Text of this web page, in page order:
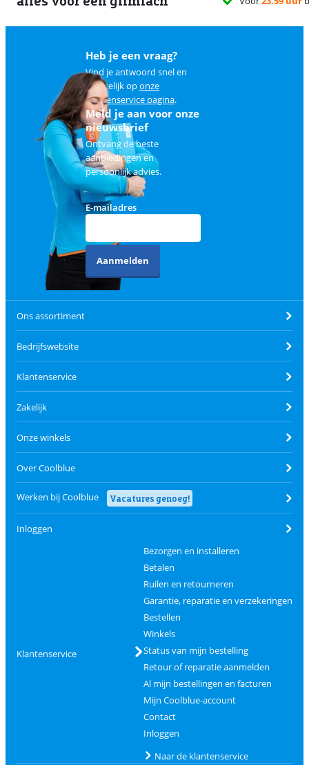
Heb je een vraag?
Vind je antwoord snel en
makkelijk oponze
klantenservice pagina.
Meld je aan voor onze
nieuwsbrief
Ontvang de beste
aanbiedingen en
persoonlijk advies.
E-mailadres
Aanmelden
Ons assortiment
Bedrijfswebsite
Klantenservice
Zakelijk
Onze winkels
Over Coolblue
Werken bij Coolblue Vacatures genoeg!
Inloggen
Klantenservice
Bezorgen en installeren
Betalen
Ruilen en retourneren
Garantie, reparatie en verzekeringen
Bestellen
Winkels
Status van mijn bestelling
Retour of reparatie aanmelden
Al mijn bestellingen en facturen
Mijn Coolblue-account
Contact
Inloggen
Naar de klantenservice